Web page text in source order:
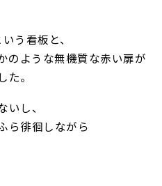
う看板と、
のような無機質な赤い扉が
。
し、
ら徘徊しながら